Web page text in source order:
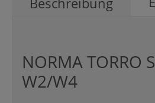
NORMA
W2/W4